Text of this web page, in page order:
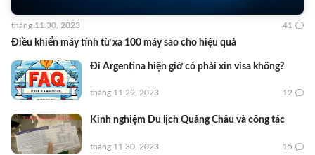
Điều khiển máy tính từ xa 100 máy sao cho hiệu quả
tháng 11 30, 2023 41
Đi Argentina hiện giờ có phải xin visa không?
tháng 11 29, 2023 12
Kinh nghiệm Du lịch Quảng Châu và công tác
tháng 11 30, 2023 15